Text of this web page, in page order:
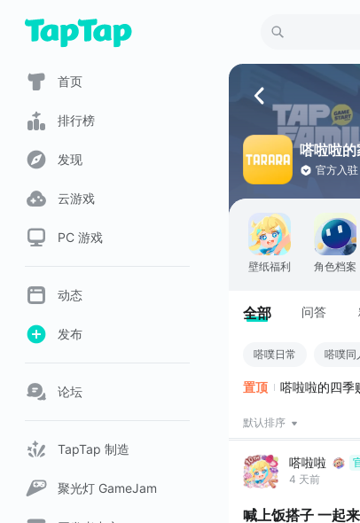
首页
排行榜
发现
云游戏
PC 游戏
动态
发布
论坛
TapTap 制造
聚光灯 GameJam
嗒啦啦的
官方入驻
壁纸福利 角色档案
全部 问答
嗒噗日常 嗒噗同
置顶 嗒啦啦的四
默认排序
嗒啦啦
4 天前
喊上饭搭子 一起